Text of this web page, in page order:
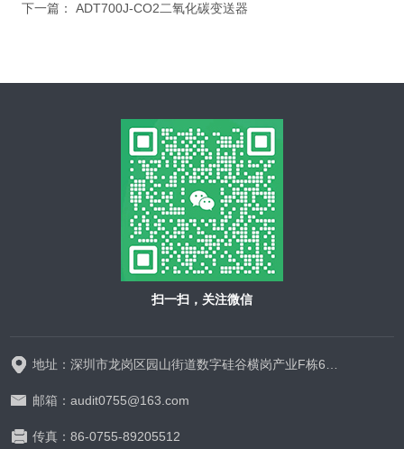
下一篇： ADT700J-CO2二氧化碳变送器
扫一扫，关注微信
地址：深圳市龙岗区园山街道数字硅谷横岗产业F栋628-629
邮箱：audit0755@163.com
传真：86-0755-89205512